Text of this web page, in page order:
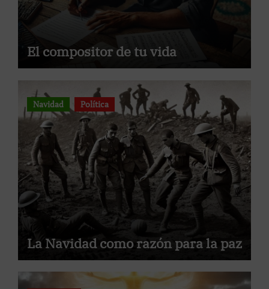
El compositor de tu vida
Navidad Política
La Navidad como razón para la paz